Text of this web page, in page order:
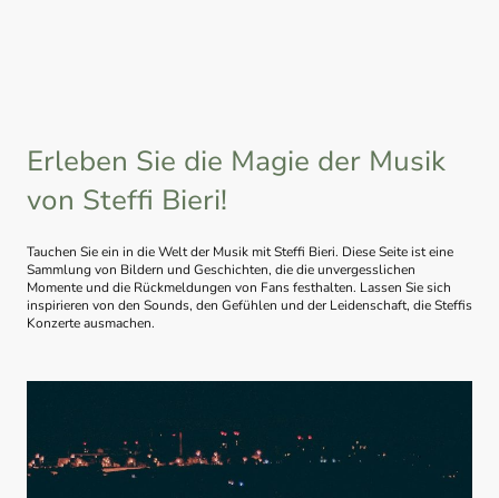
Erleben Sie die Magie der Musik
von Steffi Bieri!
Tauchen Sie ein in die Welt der Musik mit Steffi Bieri. Diese Seite ist eine
Sammlung von Bildern und Geschichten, die die unvergesslichen
Momente und die Rückmeldungen von Fans festhalten. Lassen Sie sich
inspirieren von den Sounds, den Gefühlen und der Leidenschaft, die Steffis
Konzerte ausmachen.